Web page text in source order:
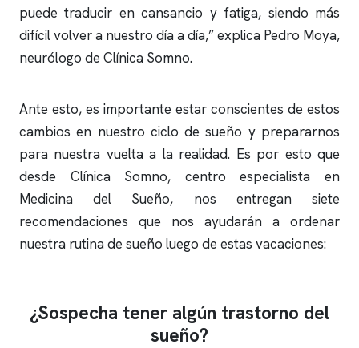
puede traducir en cansancio y fatiga, siendo más
difícil volver a nuestro día a día,” explica Pedro Moya,
neurólogo de Clínica Somno.
Ante esto, es importante estar conscientes de estos
cambios en nuestro ciclo de sueño y prepararnos
para nuestra vuelta a la realidad. Es por esto que
desde Clínica Somno, centro especialista en
Medicina del Sueño, nos entregan siete
recomendaciones que nos ayudarán a ordenar
nuestra rutina de sueño luego de estas vacaciones:
¿Sospecha tener algún trastorno del
sueño?